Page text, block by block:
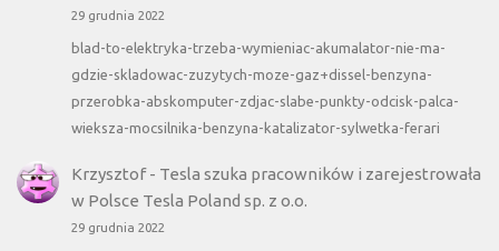
29 grudnia 2022
blad-to-elektryka-trzeba-wymieniac-akumalator-nie-ma-
gdzie-skladowac-zuzytych-moze-gaz+dissel-benzyna-
przerobka-abskomputer-zdjac-slabe-punkty-odcisk-palca-
wieksza-mocsilnika-benzyna-katalizator-sylwetka-ferari
Krzysztof- Tesla szuka pracowników i zarejestrowała
w Polsce Tesla Poland sp. z o.o.
29 grudnia 2022